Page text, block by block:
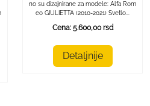
no su dizajnirane za modele: Alfa Rom
eo GIULIETTA (2010-2021) Svetlo...
Cena: 5.600,00 rsd
Detaljnije